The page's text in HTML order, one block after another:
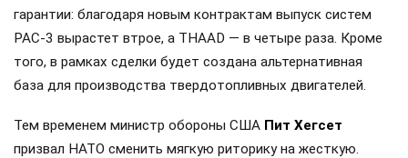
гарантии: благодаря новым контрактам выпуск систем
PAC-3 вырастет втрое, а THAAD — в четыре раза. Кроме
того, в рамках сделки будет создана альтернативная
база для производства твердотопливных двигателей.
Тем временем министр обороны США Пит Хегсет
призвал НАТО сменить мягкую риторику на жесткую.